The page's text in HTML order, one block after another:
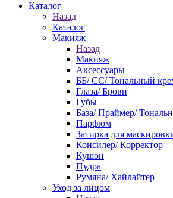
Каталог
Назад
Каталог
Макияж
Назад
Макияж
Аксессуары
ББ/ СС/ Тональный
Глаза/ Брови
Губы
База/ Праймер/
Парфюм
Затирка для
Консилер/ Корректор
Кушон
Пудра
Румяна/ Хайлайтер
Уход за лицом